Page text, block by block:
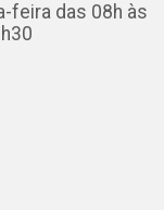
feira das 08h às